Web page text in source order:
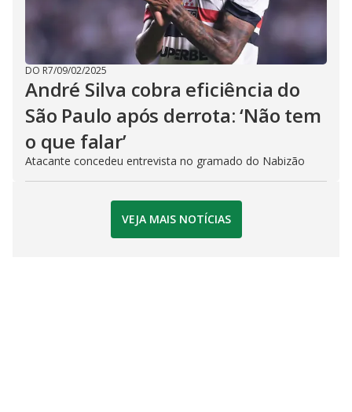
DO R7/09/02/2025
André Silva cobra eficiência do
São Paulo após derrota: ‘Não tem
o que falar’
Atacante concedeu entrevista no gramado do Nabizão
VEJA MAIS NOTÍCIAS